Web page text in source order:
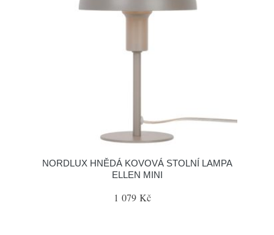
NORDLUX HNĚDÁ KOVOVÁ STOLNÍ LAMPA
ELLEN MINI
1 079 Kč